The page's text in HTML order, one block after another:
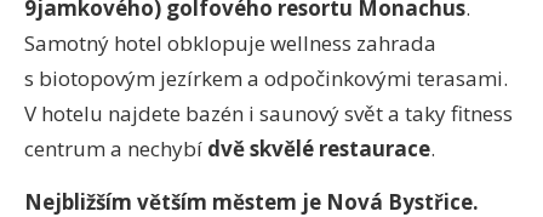
9jamkového) golfového resortu Monachus.
Samotný hotel obklopuje wellness zahrada
s biotopovým jezírkem a odpočinkovými terasami.
V hotelu najdete bazén i saunový svět a taky fitness
centrum a nechybí dvě skvělé restaurace.
Nejbližším větším městem je Nová Bystřice.